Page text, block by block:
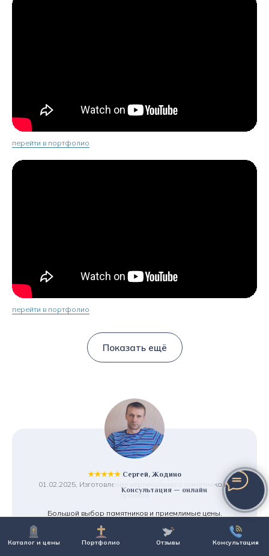
Каталог и цены Портфолио Отзывы Консультация
Консультация — онлайн
перейти в портфолио
перейти в портфолио
Показать ещё
★★★★★ Сергей, Жодино
01.02.2025, Изготовление вертикального памятника из
гранита
Большой выбор памятников и приемлимые цены.
Предложили рассрочку, что очень порадовало.
И что для меня важно - хранение памятника бесплатно,
т.к. установку планирую только в августе. Смело